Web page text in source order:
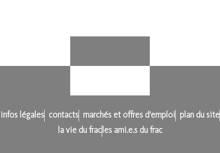
infos légales contacts marchés et offres d'emploi
plan du site
la vie du frac les ami.e.s du frac